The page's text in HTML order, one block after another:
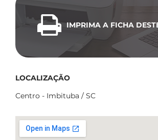
IMPRIMA A FICHA
LOCALIZAÇÃO
Centro - Imbituba / SC